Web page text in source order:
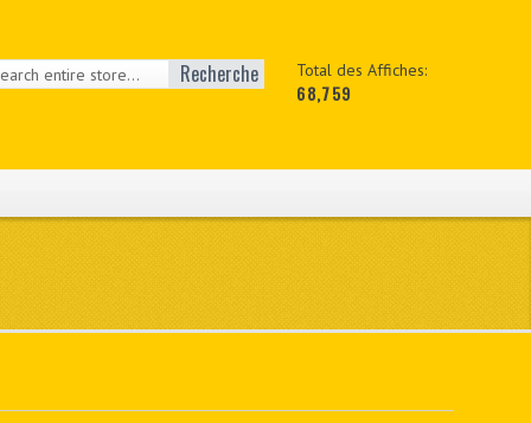
Total des Affiches:
68,759
Recherche